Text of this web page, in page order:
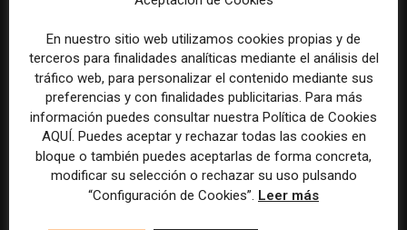
Radio Televisión Madrid
establece un sistema de
control para el uso de la
inteligencia artificial
ADEPA crea un premio
especial para la mejor
cobertura periodística del
Mundial 2026
En nuestro sitio web utilizamos cookies propias y de
terceros para finalidades analíticas mediante el análisis del
tráfico web, para personalizar el contenido mediante sus
preferencias y con finalidades publicitarias. Para más
información puedes consultar nuestra Política de Cookies
AQUÍ. Puedes aceptar y rechazar todas las cookies en
bloque o también puedes aceptarlas de forma concreta,
modificar su selección o rechazar su uso pulsando
“Configuración de Cookies”. Leer más